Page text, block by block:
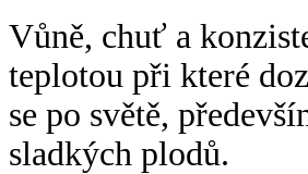
Vůně, chuť a
teplotou při které
se po světě,
sladkých plodů.